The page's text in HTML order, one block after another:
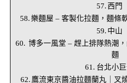
西門
樂麵屋 – 客製化拉麵，麵條
中山
博多一風堂 – 趕上排隊熱潮
麵
台北小
鷹流東京醬油拉麵蘭丸｜叉